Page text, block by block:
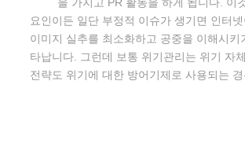
요인이든 일단 부정적 이슈가 생기면 인터
이미지 실추를 최소화하고 공중을 이해시
타납니다. 그런데 보통 위기관리는 위기 자
전략도 위기에 대한 방어기제로 사용되는 경